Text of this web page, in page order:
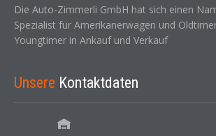
Die Auto-Zimmerli GmbH hat sich einen
Spezialist für Amerikanerwagen und
Youngtimer in Ankauf und Verkauf
Unsere Kontaktdaten